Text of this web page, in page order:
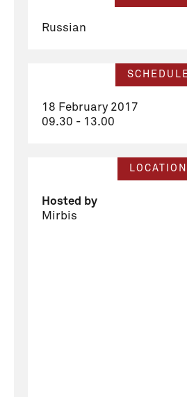
Russian
18 February 2017
09.30 - 13.00
LOCATION
Hosted by
Mirbis